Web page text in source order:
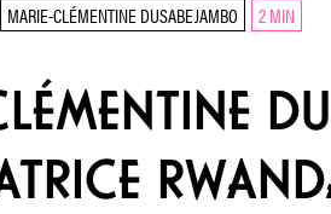
MARIE-CLÉMENTINE DUSABEJAMBO 2 MIN